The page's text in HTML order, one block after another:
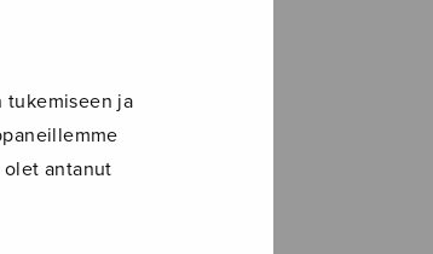
tukemiseen ja
antanut